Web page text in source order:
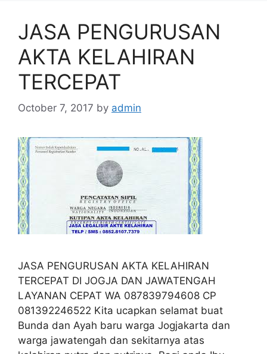
JASA PENGURUSAN
AKTA KELAHIRAN
TERCEPAT
October 7, 2017 by admin
JASA PENGURUSAN AKTA KELAHIRAN
TERCEPAT DI JOGJA DAN JAWATENGAH
LAYANAN CEPAT WA 087839794608 CP
081392246522 Kita ucapkan selamat buat
Bunda dan Ayah baru warga Jogjakarta dan
warga jawatengah dan sekitarnya atas